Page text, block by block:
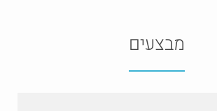
מבצעים